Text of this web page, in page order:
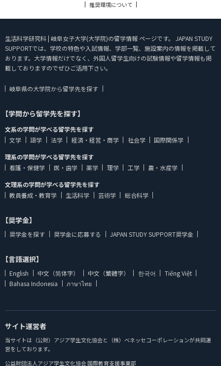
推奨環境について
生活科学研究科 | 岐阜女子大学(大学院)の留学情報 ページです。 JAPAN STUDY
SUPPORTでは、学校の特色や入試情報、学部一覧、施設案内の情報を掲載して
おります。大学情報だけでなく、外国人留学生向けの試験情報や留学情報も掲
載しておりますのでぜひご活用下さい。
岐阜県の大学院から留学先を探す
【学問から留学先を探す】
文系の学問が学べる留学先を探す
文学
語学 法学 経済・経営・商学 社会学
国際関係学
理系の学問が学べる留学先を探す
看護・保健学
医・歯学 薬学 理学 工学
農・水産学
文理系の学問が学べる留学先を探す
教員養成・教育学
生活科学 芸術学 総合科学
【奨学金】
奨学金を探す 奨学金に応募する JAPAN STUDY SUPPORT奨学金
【言語選択】
English 中文（简体字） 中文（繁體字） 한국어
Tiếng Việt
Bahasa Indonesia
ภาษาไทย
サイト運営者
当サイトは（公財）アジア学生文化協会と（株）ベネッセコーポレーションが共同運
営をしております。
公益財団法人アジア学生文化協会 国際教育支援事業部